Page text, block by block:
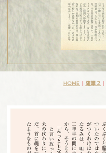
HOME | 随筆２ |